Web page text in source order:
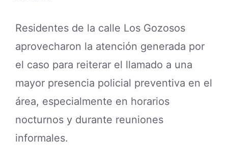
Residentes de la calle Los Gozosos
aprovecharon la atención generada por
el caso para reiterar el llamado a una
mayor presencia policial preventiva en el
área, especialmente en horarios
nocturnos y durante reuniones
informales.